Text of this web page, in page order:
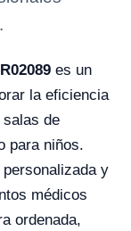
es un
la eficiencia
de
para niños.
y
médicos
ordenada,